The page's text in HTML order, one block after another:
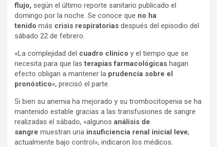
flujo, según el último reporte sanitario publicado el
domingo por la noche. Se conoce que no ha
tenido más crisis respiratorias después del episodio del
sábado 22 de febrero.
«La complejidad del cuadro clínico y el tiempo que se
necesita para que lasterapias farmacológicas hagan
efecto obligan a mantener la prudencia sobre el
pronóstico«, precisó el parte.
Si bien su anemia ha mejorado y su trombocitopenia se ha
mantenido estable gracias a las transfusiones de sangre
realizadas el sábado, «algunos análisis de
sangre muestran una insuficiencia renal inicial leve,
actualmente bajo control», indicaron los médicos.